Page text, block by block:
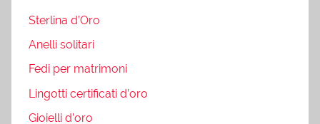
Sterlina d’Oro
Anelli solitari
Fedi per matrimoni
Lingotti certificati d’oro
Gioielli d’oro